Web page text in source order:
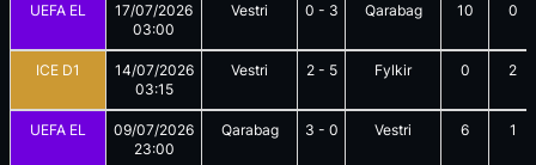
UEFA EL
17/07/2026
03:00
Vestri 0 - 3 Qarabag 10 0
ICE D1
14/07/2026
03:15
Vestri 2- 5 Fylkir 0 2
UEFA EL
09/07/2026
23:00
Qarabag 3 - 0 Vestri 6 1